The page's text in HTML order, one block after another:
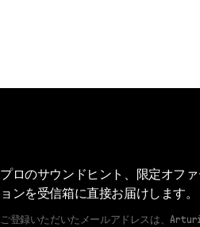
プロのサウンドヒント、限定オフ
ョンを受信箱に直接お届けします。
ご登録いただいたメールアドレスは、